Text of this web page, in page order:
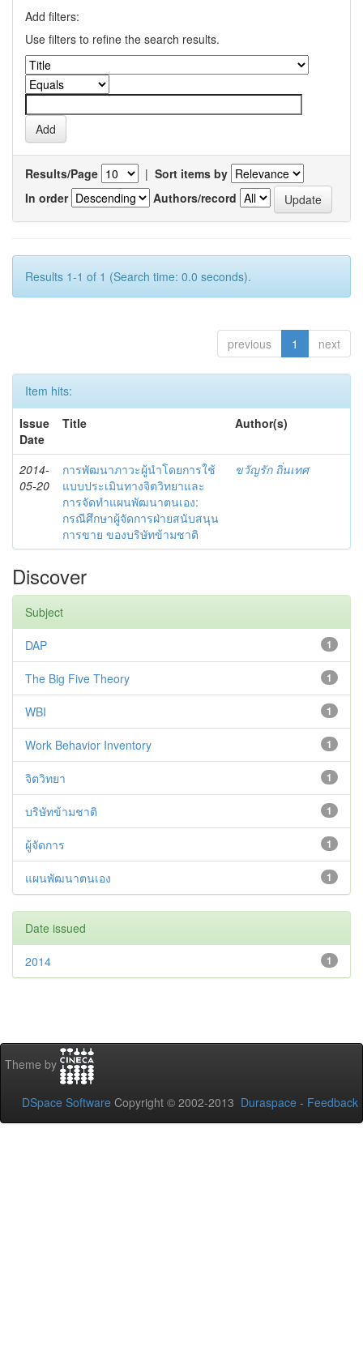
Add filters:
Use filters to refine the search results.
Results/Page | Sort items by
In order
Authors/record
Results 1-1 of 1 (Search time: 0.0 seconds).
previous 1 next
Item hits:
Issue
Date
Title Author(s)
2014-
05-20
การพัฒนาภาวะผู้นำโดยการใช้
แบบประเมินทางจิตวิทยาและ
การจัดทำแผนพัฒนาตนเอง:
กรณีศึกษาผู้จัดการฝ่ายสนับสนุน
การขาย ของบริษัทข้ามชาติ
ขวัญรัก ถิ่นเทศ
Discover
Subject
1
DAP
1
The Big Five Theory
1
WBI
1
Work Behavior Inventory
1
จิตวิทยา
1
บริษัทข้ามชาติ
1
ผู้จัดการ
1
แผนพัฒนาตนเอง
Date issued
1
2014
Theme by
DSpace Software Copyright © 2002-2013 Duraspace - Feedback